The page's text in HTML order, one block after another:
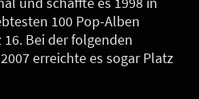
100 Pop-Alben
Bei der folgenden
erreichte es sogar Platz